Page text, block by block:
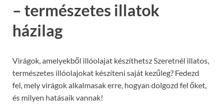
– természetes illatok
házilag
Virágok, amelyekből illóolajat készíthetsz Szeretnél illatos,
természetes illóolajokat készíteni saját kezűleg? Fedezd
fel, mely virágok alkalmasak erre, hogyan dolgozd fel őket,
és milyen hatásaik vannak!